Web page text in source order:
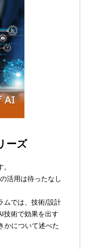
ーズ
活用は待ったなし
ムでは、技術/設計
技術で効果を出す
かについて述べた